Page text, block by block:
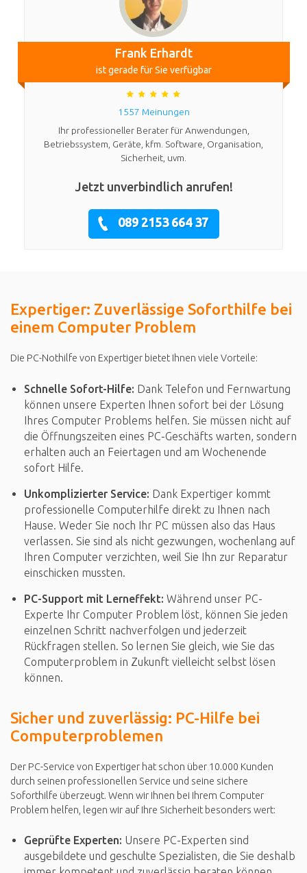
Frank Erhardt
ist gerade für Sie verfügbar
1557 Meinungen
Ihr professioneller Berater für Anwendungen,
Betriebssystem, Geräte, kfm. Software, Organisation,
Sicherheit, uvm.
Jetzt unverbindlich anrufen!
089 2153 664 37
Expertiger: Zuverlässige Soforthilfe bei
einem Computer Problem
Die PC-Nothilfe von Expertiger bietet Ihnen viele Vorteile:
Schnelle Sofort-Hilfe: Dank Telefon und Fernwartung
können unsere Experten Ihnen sofort bei der Lösung
Ihres Computer Problems helfen. Sie müssen nicht auf
die Öffnungszeiten eines PC-Geschäfts warten, sondern
erhalten auch an Feiertagen und am Wochenende
sofort Hilfe.
Unkomplizierter Service: Dank Expertiger kommt
professionelle Computerhilfe direkt zu Ihnen nach
Hause. Weder Sie noch Ihr PC müssen also das Haus
verlassen. Sie sind als nicht gezwungen, wochenlang auf
Ihren Computer verzichten, weil Sie Ihn zur Reparatur
einschicken mussten.
PC-Support mit Lerneffekt: Während unser PC-
Experte Ihr Computer Problem löst, können Sie jeden
einzelnen Schritt nachverfolgen und jederzeit
Rückfragen stellen. So lernen Sie gleich, wie Sie das
Computerproblem in Zukunft vielleicht selbst lösen
können.
Sicher und zuverlässig: PC-Hilfe bei
Computerproblemen
Der PC-Service von Expertiger hat schon über 10.000 Kunden
durch seinen professionellen Service und seine sichere
Soforthilfe überzeugt. Wenn wir Ihnen bei Ihrem Computer
Problem helfen, legen wir auf Ihre Sicherheit besonders wert:
Geprüfte Experten: Unsere PC-Experten sind
ausgebildete und geschulte Spezialisten, die Sie deshalb